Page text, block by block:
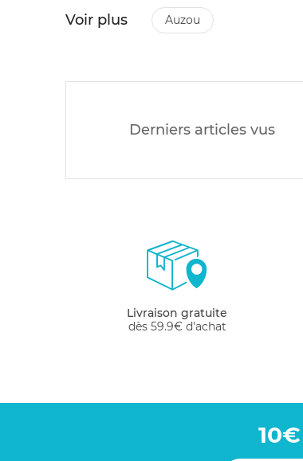
Voir plus auzou
Derniers articles vus
Livraison gratuite
dès 59.9€ d'achat